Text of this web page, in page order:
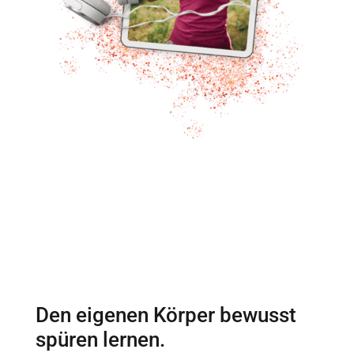
Den eigenen Körper bewusst
spüren lernen.